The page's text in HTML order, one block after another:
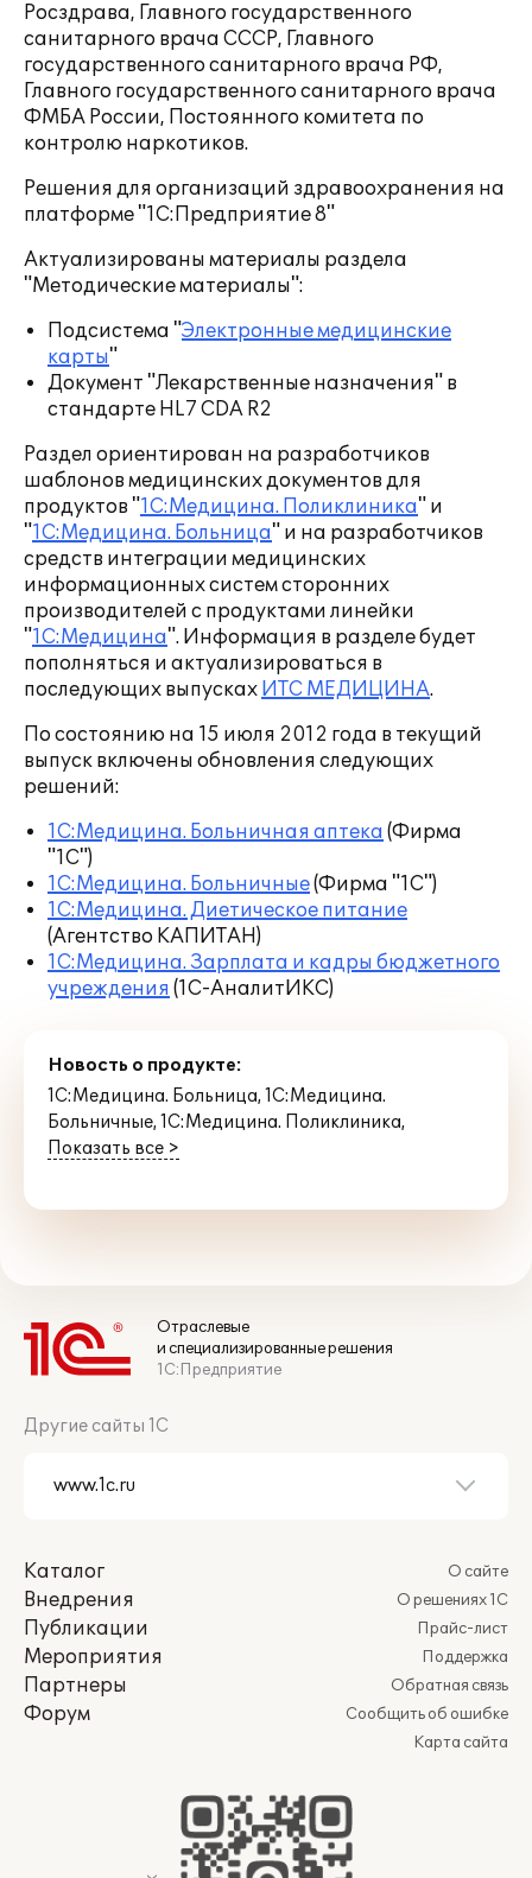
Росздрава, Главного государственного
санитарного врача СССР, Главного
государственного санитарного врача РФ,
Главного государственного санитарного врача
ФМБА России, Постоянного комитета по
контролю наркотиков.
Решения для организаций здравоохранения на
платформе "1С:Предприятие 8"
Актуализированы материалы раздела
"Методические материалы":
Подсистема "Электронные медицинские
карты"
Документ "Лекарственные назначения" в
стандарте HL7 CDA R2
Раздел ориентирован на разработчиков
шаблонов медицинских документов для
продуктов "1С:Медицина. Поликлиника" и
"1С:Медицина. Больница" и на разработчиков
средств интеграции медицинских
информационных систем сторонних
производителей с продуктами линейки
"1С:Медицина". Информация в разделе будет
пополняться и актуализироваться в
последующих выпусках ИТС МЕДИЦИНА.
По состоянию на 15 июля 2012 года в текущий
выпуск включены обновления следующих
решений:
1С:Медицина. Больничная аптека (Фирма
"1С")
1С:Медицина. Больничные(Фирма "1С")
1С:Медицина. Диетическое питание
(Агентство КАПИТАН)
1С:Медицина. Зарплата и кадры бюджетного
учреждения (1С-АналитИКС)
Новость о продукте:
1С:Медицина. Больница,1С:Медицина.
Больничные,1С:Медицина. Поликлиника,
Показать все >
Отраслевые
и специализированные решения
1С:Предприятие
Другие сайты 1С
Каталог
Внедрения
Публикации
Мероприятия
Партнеры
Форум
О сайте
О решениях 1С
Прайс-лист
Поддержка
Обратная связь
Сообщить об ошибке
Карта сайта